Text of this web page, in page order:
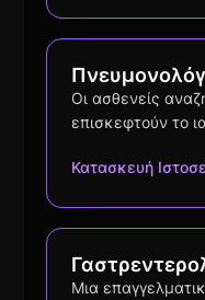
Οι ασθενείς
επισκεφτούν το
Κατασκευή
Μια